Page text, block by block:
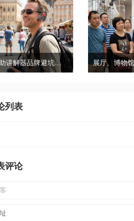
自助讲解器品牌避坑｜鹰米自助讲解器，实测好用不踩雷
列表
评论